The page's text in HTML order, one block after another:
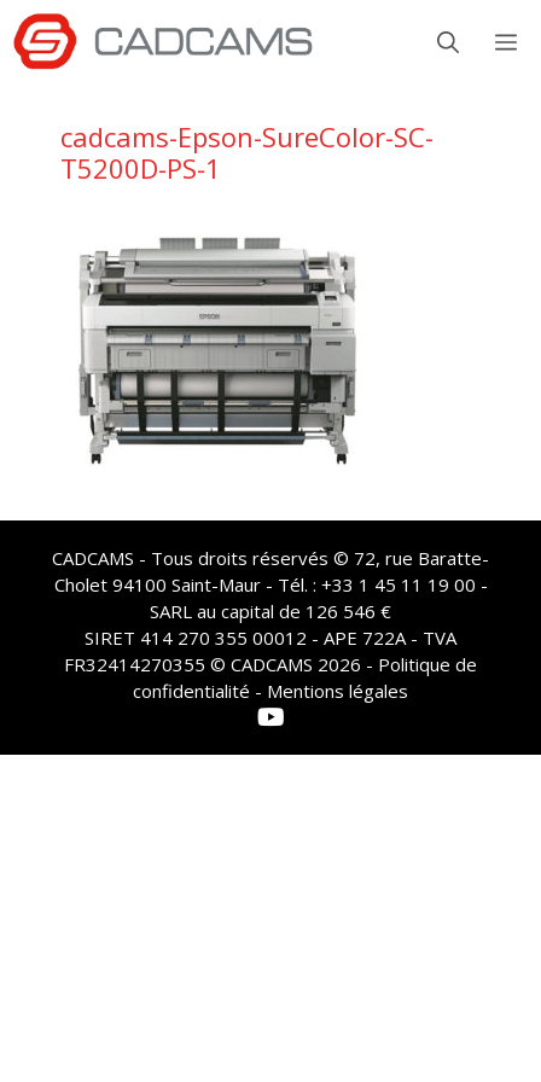
Aller
au
contenu
cadcams-Epson-SureColor-SC-
T5200D-PS-1
CADCAMS - Tous droits réservés © 72, rue Baratte-
Cholet 94100 Saint-Maur - Tél. : +33 1 45 11 19 00 -
SARL au capital de 126 546 €
SIRET 414 270 355 00012 - APE 722A - TVA
FR32414270355 © CADCAMS 2026 - Politique de
confidentialité - Mentions légales